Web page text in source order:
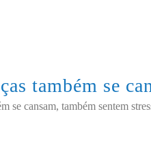
também se
se cansam, também sentem